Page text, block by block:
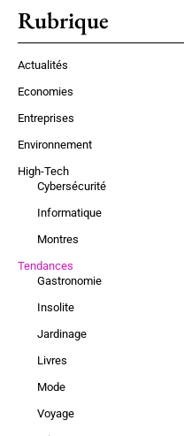
Rubrique
Actualités
Economies
Entreprises
Environnement
High-Tech
Cybersécurité
Informatique
Montres
Tendances
Gastronomie
Insolite
Jardinage
Livres
Mode
Voyage